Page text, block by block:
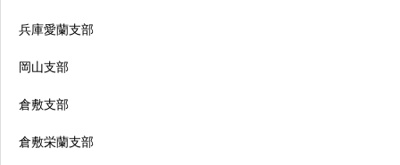
兵庫愛蘭支部
岡山支部
倉敷支部
倉敷栄蘭支部